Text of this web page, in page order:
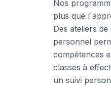
Nos
plus que
Des ateliers
personnel
compétences
classes à
un suivi